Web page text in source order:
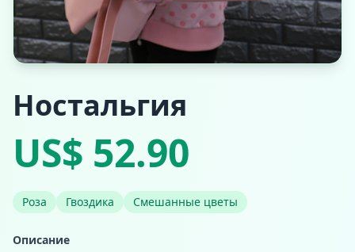
Ностальгия
US$ 52.90
Роза Гвоздика Смешанные цветы
Описание